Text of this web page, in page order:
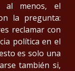
al menos, el
la pregunta:
reclamar con
política en el
es solo una
también si,